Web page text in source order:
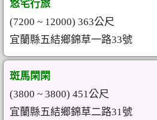
悠宅行旅
(7200 ~ 12000) 363公尺
宜蘭縣五結鄉錦草一路33號
斑馬閑閑
(3800 ~ 3800) 451公尺
宜蘭縣五結鄉錦草二路31號